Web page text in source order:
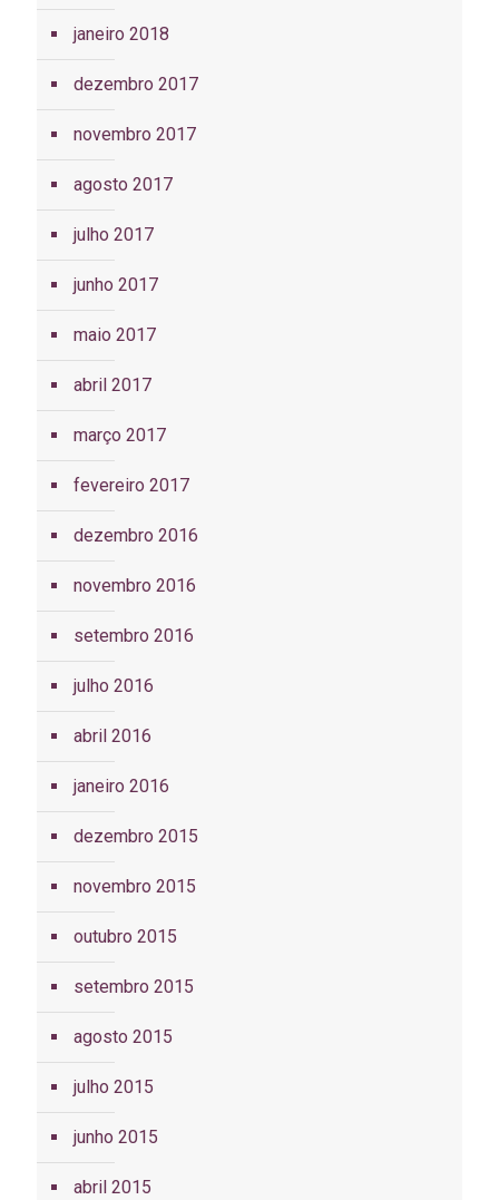
janeiro 2018
dezembro 2017
novembro 2017
agosto 2017
julho 2017
junho 2017
maio 2017
abril 2017
março 2017
fevereiro 2017
dezembro 2016
novembro 2016
setembro 2016
julho 2016
abril 2016
janeiro 2016
dezembro 2015
novembro 2015
outubro 2015
setembro 2015
agosto 2015
julho 2015
junho 2015
abril 2015